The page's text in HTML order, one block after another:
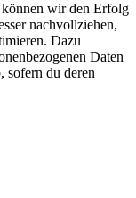
können wir den Erfolg
nachvollziehen,
Dazu
Daten
sofern du deren